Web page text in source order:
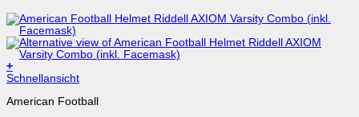
+
Schnellansicht
American Football